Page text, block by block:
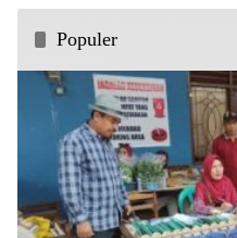
Populer